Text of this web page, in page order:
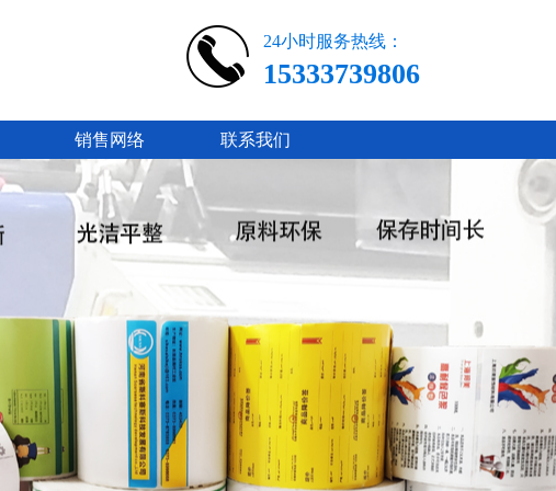
24小时服务热线：
15333739806
销售网络 联系我们